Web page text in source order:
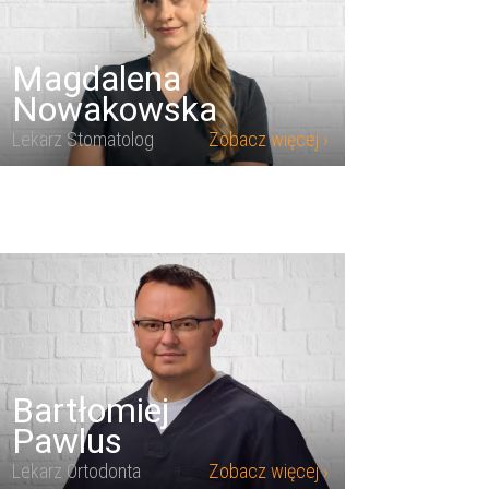
Magdalena
Nowakowska
Lekarz Stomatolog Zobacz więcej ›
Bartłomiej
Pawlus
Lekarz Ortodonta Zobacz więcej ›